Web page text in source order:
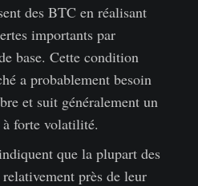
des BTC en réalisant
importants par
base. Cette condition
a probablement besoin
et suit généralement un
forte volatilité.
que la plupart des
près de leur